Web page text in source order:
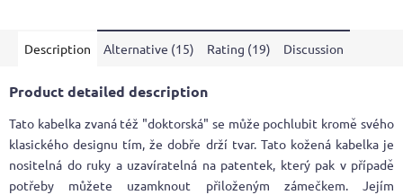
Description Alternative (15) Rating (19) Discussion
Product detailed description
Tato kabelka zvaná též "doktorská" se může pochlubit kromě svého
klasického designu tím, že dobře drží tvar. Tato kožená kabelka je
nositelná do ruky a uzavíratelná na patentek, který pak v případě
potřeby můžete uzamknout přiloženým zámečkem. Jejím